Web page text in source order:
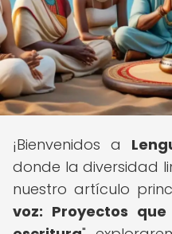
¡Bienvenidos a
donde la diversidad
nuestro artículo
voz: Proyectos